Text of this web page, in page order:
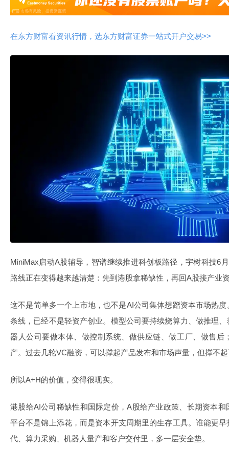
在东方财富看资讯行情，选东方财富证券一站式开户交易>>
MiniMax启动A股辅导，智谱继续推进科创板路径，宇树科技6
路线正在变得越来越清楚：先到港股拿稀缺性，再回A股接产业
这不是简单多一个上市地，也不是AI公司集体想蹭资本市场热
条线，已经不是轻资产创业。模型公司要持续烧算力、做推理
器人公司要做本体、做控制系统、做供应链、做工厂、做售后
产。过去几轮VC融资，可以撑起产品发布和市场声量，但撑不
所以A+H的价值，变得很现实。
港股给AI公司稀缺性和国际定价，A股给产业政策、长期资本
平台不是锦上添花，而是资本开支周期里的生存工具。谁能更
代、算力采购、机器人量产和客户交付里，多一层安全垫。